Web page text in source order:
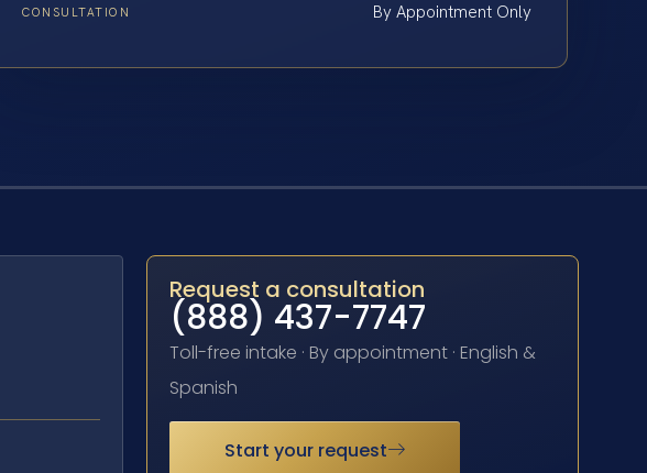
CONSULTATION By Appointment Only
Request a consultation
(888) 437-7747
Toll-free intake · By appointment · English &
Spanish
Start your request